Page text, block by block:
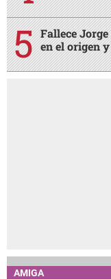
Fallece
en el origen
AMIGA